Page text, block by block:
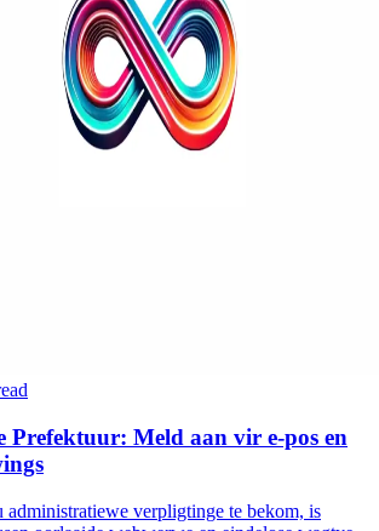
Prefektuur: Meld aan vir e-pos en
verpligtinge te bekom, is